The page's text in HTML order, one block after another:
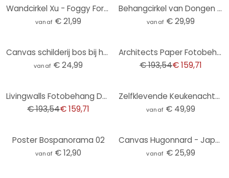
Wandcirkel Xu - Foggy Forest
vanaf € 21,99
Behangcirkel van Dongen - Frosted Forest - vliesbehang/zelfklevend vliesbehang
vanaf € 29,99
Canvas schilderij bos bij het meer in beige mist - Ms Tiff
vanaf € 24,99
Architects Paper Fotobehang Atelier 47 Aquarelle Forest
€ 193,54€ 159,71
Livingwalls Fotobehang Designwalls Foggy Fir Trees
€ 193,54€ 159,71
Zelfklevende Keukenachterwand Bomen in het Bos
vanaf € 49,99
Poster Bospanorama 02
vanaf € 12,90
Canvas Hugonnard - Japanese Forest
vanaf € 25,99